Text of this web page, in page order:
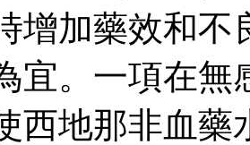
增加藥效和不
宜。一項在無
西地那非血藥